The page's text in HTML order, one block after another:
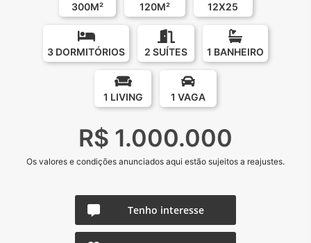
300M² 120M² 12X25
3 DORMITÓRIOS 2 SUÍTES 1 BANHEIRO
1 LIVING 1 VAGA
R$ 1.000.000
Os valores e condições anunciados aqui estão sujeitos a reajustes.
Tenho interesse